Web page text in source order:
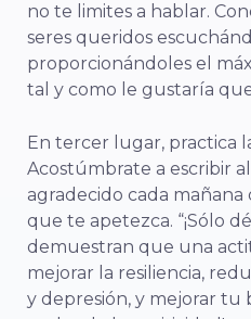
no te limites a hablar.
seres queridos
proporcionándoles el
tal y como le gustaría
En tercer lugar, practica
Acostúmbrate a escribir
agradecido cada
que te apetezca. “¡Sólo
demuestran que una
mejorar la resiliencia,
y depresión, y mejorar tu